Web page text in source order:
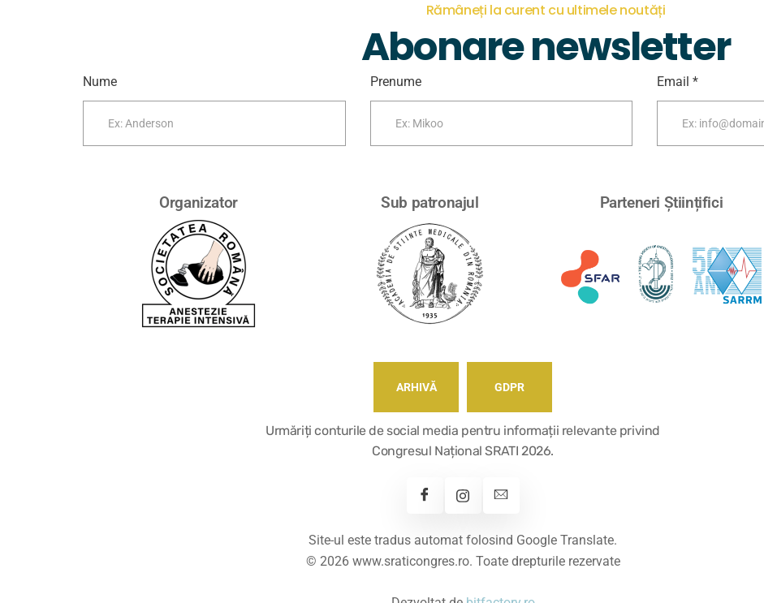
Rămâneți la curent cu ultimele noutăți
Abonare newsletter
Nume Prenume Email *
Organizator Sub patronajul Parteneri Științifici
ARHIVĂ GDPR
Urmăriți conturile de social media pentru informații relevante privind
Congresul Național SRATI 2026.
Site-ul este tradus automat folosind Google Translate.
© 2026 www.sraticongres.ro. Toate drepturile rezervate